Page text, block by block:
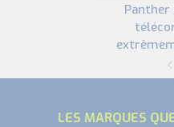
panther télé radio :
LES MARQUES